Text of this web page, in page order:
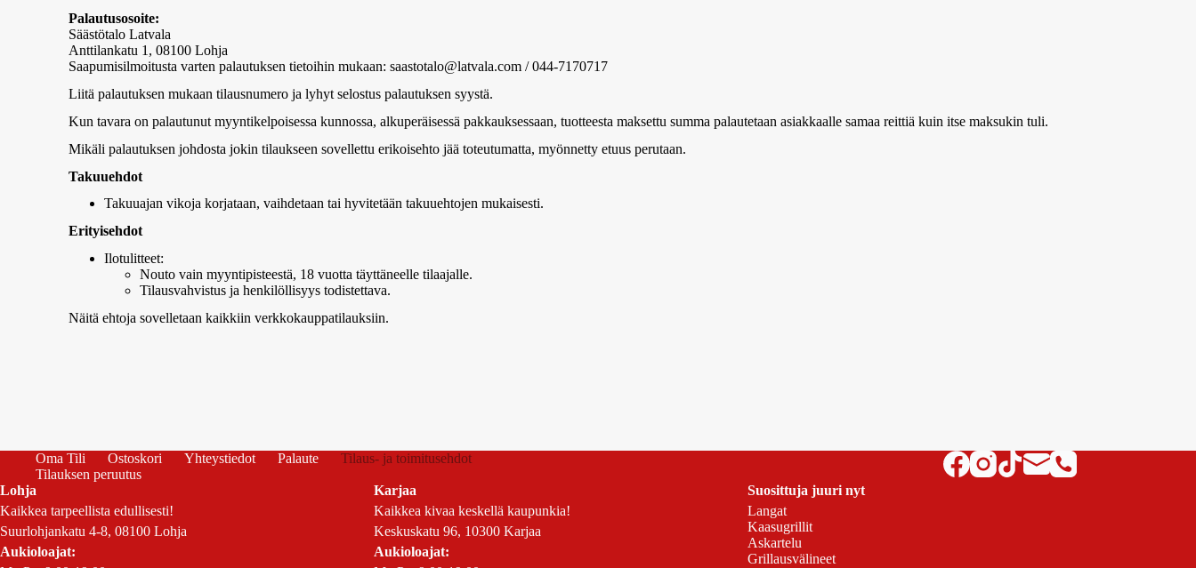
Palautusosoite:
Säästötalo Latvala
Anttilankatu 1, 08100 Lohja
Saapumisilmoitusta varten palautuksen tietoihin mukaan: saastotalo@latvala.com / 044-7170717
Liitä palautuksen mukaan tilausnumero ja lyhyt selostus palautuksen syystä.
Kun tavara on palautunut myyntikelpoisessa kunnossa, alkuperäisessä pakkauksessaan, tuotteesta maksettu summa palautetaan asiakkaalle samaa reittiä kuin itse maksukin tuli.
Mikäli palautuksen johdosta jokin tilaukseen sovellettu erikoisehto jää toteutumatta, myönnetty etuus perutaan.
Takuuehdot
Takuuajan vikoja korjataan, vaihdetaan tai hyvitetään takuuehtojen mukaisesti.
Erityisehdot
Ilotulitteet:
Nouto vain myyntipisteestä, 18 vuotta täyttäneelle tilaajalle.
Tilausvahvistus ja henkilöllisyys todistettava.
Näitä ehtoja sovelletaan kaikkiin verkkokauppatilauksiin.
Oma Tili Ostoskori Yhteystiedot Palaute
Tilaus- ja toimitusehdot
Tilauksen peruutus
Lohja
Kaikkea tarpeellista edullisesti!
Suurlohjankatu 4-8, 08100 Lohja
Aukioloajat:
Karjaa
Kaikkea kivaa keskellä kaupunkia!
Keskuskatu 96, 10300 Karjaa
Aukioloajat:
Suosittuja juuri nyt
Langat
Kaasugrillit
Askartelu
Grillausvälineet